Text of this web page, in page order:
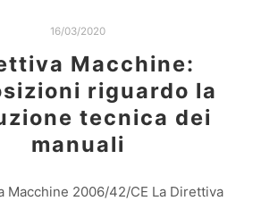
16/03/2020
Macchine:
riguardo la
tecnica dei
manuali
Macchine 2006/42/CE La Direttiva